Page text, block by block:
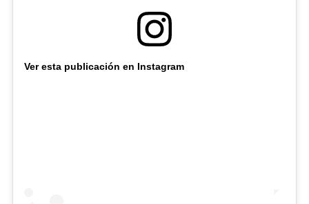
Ver esta publicación en Instagram